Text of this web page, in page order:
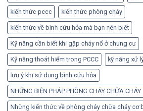
kiến thức pccc kiến thức phòng cháy
kiến thức về bình cứu hỏa mà bạn nên biết
Kỹ năng cần biết khi gặp cháy nổ ở chung cư
Kỹ năng thoát hiểm trong PCCC kỹ năng xử
lưu ý khi sử dụng bình cứu hỏa
NHỮNG BIỆN PHÁP PHÒNG CHÁY CHỮA CHÁY
Những kiến thức về phòng cháy chữa cháy cơ